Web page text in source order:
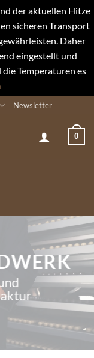
der aktuellen Hitze
sicheren Transport
Daher
eingestellt und
Temperaturen es
Newsletter
0